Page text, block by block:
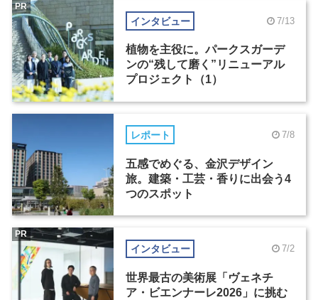
インタビュー 7/13
植物を主役に。パークスガーデ
ンの“残して磨く”リニューアル
プロジェクト（1）
PR
レポート 7/8
五感でめぐる、金沢デザイン
旅。建築・工芸・香りに出会う4
つのスポット
インタビュー 7/2
世界最古の美術展「ヴェネチ
ア・ビエンナーレ2026」に挑む
PR